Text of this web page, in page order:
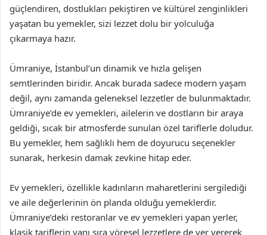
güçlendiren, dostlukları pekiştiren ve kültürel zenginlikleri
yaşatan bu yemekler, sizi lezzet dolu bir yolculuğa
çıkarmaya hazır.
Ümraniye, İstanbul’un dinamik ve hızla gelişen
semtlerinden biridir. Ancak burada sadece modern yaşam
değil, aynı zamanda geleneksel lezzetler de bulunmaktadır.
Ümraniye’de ev yemekleri, ailelerin ve dostların bir araya
geldiği, sıcak bir atmosferde sunulan özel tariflerle doludur.
Bu yemekler, hem sağlıklı hem de doyurucu seçenekler
sunarak, herkesin damak zevkine hitap eder.
Ev yemekleri, özellikle kadınların maharetlerini sergilediği
ve aile değerlerinin ön planda olduğu yemeklerdir.
Ümraniye’deki restoranlar ve ev yemekleri yapan yerler,
klasik tariflerin yanı sıra yöresel lezzetlere de yer vererek